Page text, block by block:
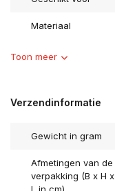
Materiaal
Toon meer
Verzendinformatie
Gewicht in gram
Afmetingen van de
verpakking (B x H x